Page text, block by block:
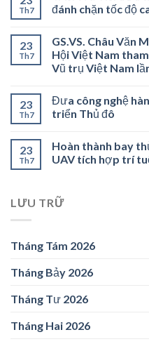
Th7
đánh chặn tốc độ
23
Th7
GS.VS. Châu Văn
Hội Việt Nam
Vũ trụ Việt Nam
23
Th7
Đưa công nghệ
triển Thủ đô
23
Th7
Hoàn thành bay
UAV tích hợp trí
LƯU TRỮ
Tháng Tám 2026
Tháng Bảy 2026
Tháng Tư 2026
Tháng Hai 2026